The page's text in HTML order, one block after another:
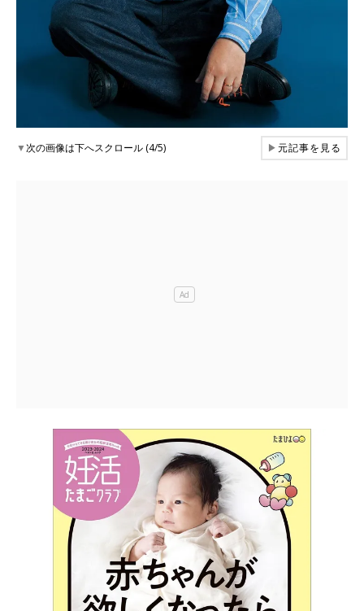
▼次の画像は下へスクロール (4/5) ▶元記事を見る